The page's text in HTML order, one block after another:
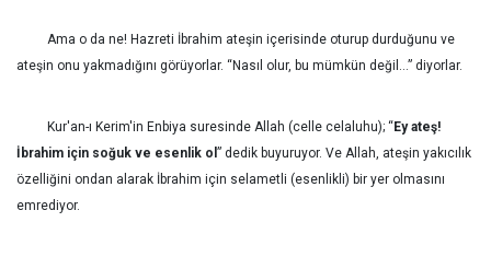
Ama o da ne! Hazreti İbrahim ateşin içerisinde oturup durduğunu ve
ateşin onu yakmadığını görüyorlar. “Nasıl olur, bu mümkün değil…” diyorlar.
Kur'an-ı Kerim'in Enbiya suresinde Allah (celle celaluhu); “ Ey ateş!
İbrahim için soğuk ve esenlik ol ” dedik buyuruyor. Ve Allah, ateşin yakıcılık
özelliğini ondan alarak İbrahim için selametli (esenlikli) bir yer olmasını
emrediyor.